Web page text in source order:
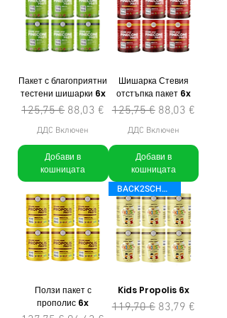
Пакет с благоприятни
тестени шишарки 6x
Редовна цена
125,75 € Продажна цена
88,03 €
ДДС Включен
Добави в
кошницата
Шишарка Стевия
отстъпка пакет 6x
Редовна цена
125,75 € Продажна
88,03 €
ДДС Включен
Добави в
кошницата
Ползи пакет с
прополис 6x
BACK2SCHOOL
Kids Propolis 6x
Редовна цена
119,70 € Продажна
83,79 €